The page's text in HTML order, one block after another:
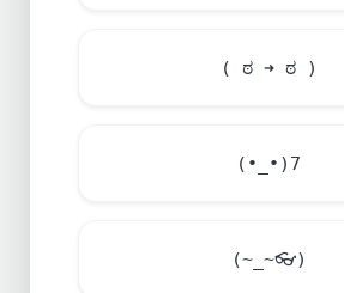
( ಠ ➜ ಠ )
(•_•)7
(~_~👓)